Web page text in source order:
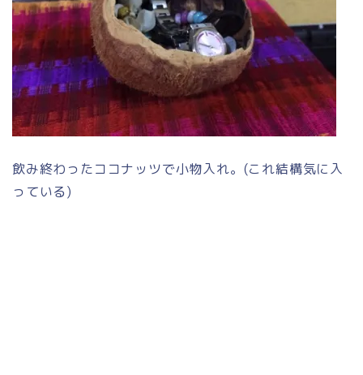
飲み終わったココナッツで小物入れ。(これ結構気に入
っている)